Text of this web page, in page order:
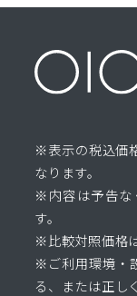
※表示の税込価
なります。
※内容は予告な
す。
※比較対照価格
※ご利用環境・
る、または正し